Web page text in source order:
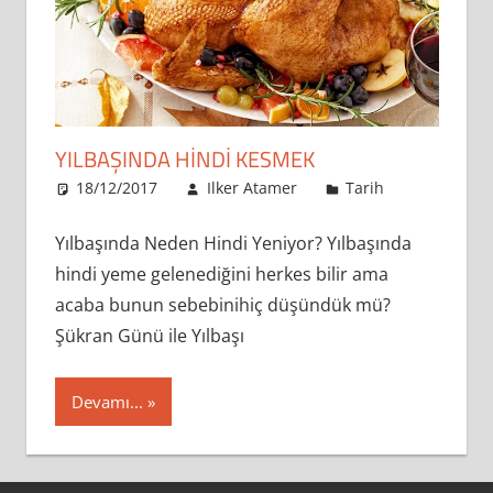
YILBAŞINDA HINDI KESMEK
18/12/2017 Ilker Atamer Tarih
Yılbaşında Neden Hindi Yeniyor? Yılbaşında
hindi yeme gelenediğini herkes bilir ama
acaba bunun sebebinihiç düşündük mü?
Şükran Günü ile Yılbaşı
Devamı...